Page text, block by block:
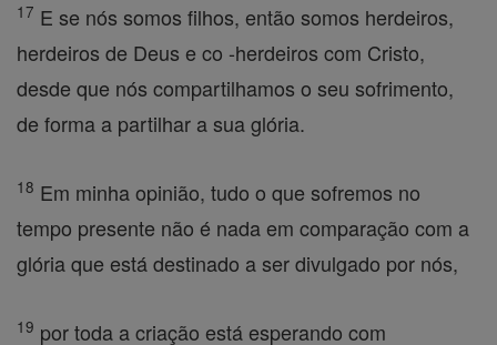
17 E se nós somos filhos, então somos herdeiros,
herdeiros de Deus e co -herdeiros com Cristo,
desde que nós compartilhamos o seu sofrimento,
de forma a partilhar a sua glória.
18 Em minha opinião, tudo o que sofremos no
tempo presente não é nada em comparação com a
glória que está destinado a ser divulgado por nós,
19 por toda a criação está esperando com